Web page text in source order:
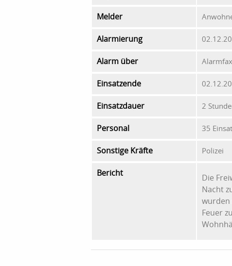
Melder
Alarmierung
Alarm über
Einsatzende
Einsatzdauer 2
Personal 35
Sonstige Kräfte Polizei
Bericht
Die
Nacht
wurden
Feuer